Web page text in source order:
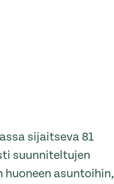
sijaitseva 81
suunniteltujen
asuntoihin,